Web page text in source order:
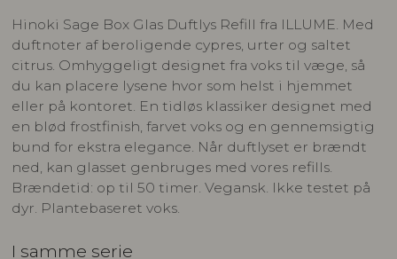
Hinoki Sage Box Glas Duftlys Refill fra ILLUME. Med
duftnoter af beroligende cypres, urter og saltet
citrus. Omhyggeligt designet fra voks til væge, så
du kan placere lysene hvor som helst i hjemmet
eller på kontoret. En tidløs klassiker designet med
en blød frostfinish, farvet voks og en gennemsigtig
bund for ekstra elegance. Når duftlyset er brændt
ned, kan glasset genbruges med vores refills.
Brændetid: op til 50 timer. Vegansk. Ikke testet på
dyr. Plantebaseret voks.
I samme serie